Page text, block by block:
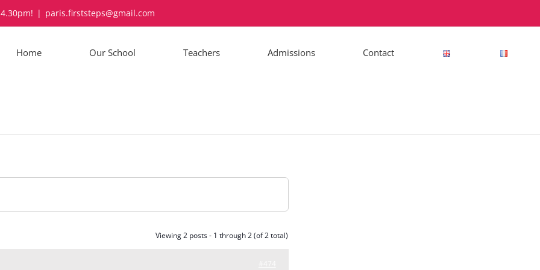
| paris.firststeps@gmail.com
Home Our School Teachers Admissions Contact
Viewing 2 posts - 1 through 2 (of 2 total)